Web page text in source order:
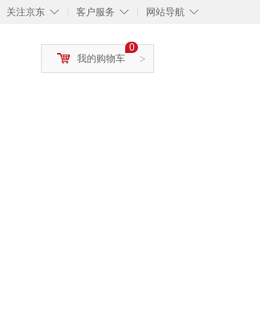
◇
关注京东 ◇
客户服务 ◇
网站导航
>
0
我的购物车